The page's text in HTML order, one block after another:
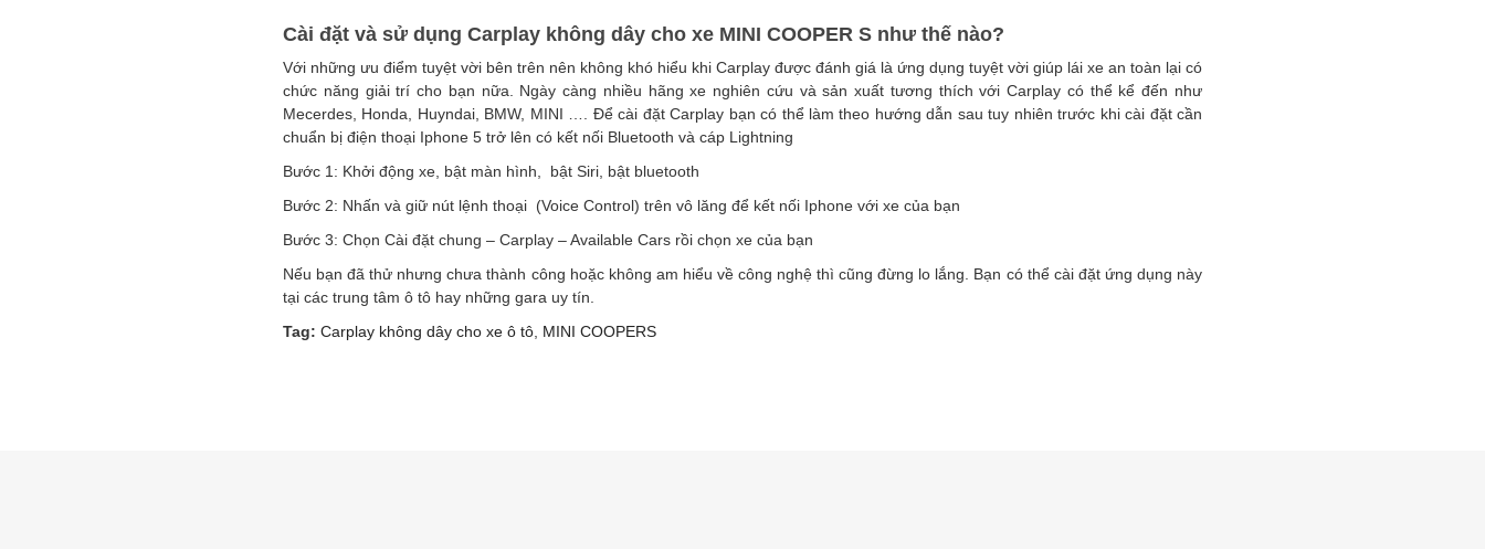
Cài đặt và sử dụng Carplay không dây cho xe MINI COOPER S như thế nào?
Với những ưu điểm tuyệt vời bên trên nên không khó hiểu khi Carplay được đánh giá là ứng dụng tuyệt vời giúp lái xe an toàn lại có
chức năng giải trí cho bạn nữa. Ngày càng nhiều hãng xe nghiên cứu và sản xuất tương thích với Carplay có thể kể đến như
Mecerdes, Honda, Huyndai, BMW, MINI …. Để cài đặt Carplay bạn có thể làm theo hướng dẫn sau tuy nhiên trước khi cài đặt cần
chuẩn bị điện thoại Iphone 5 trở lên có kết nối Bluetooth và cáp Lightning
Bước 1: Khởi động xe, bật màn hình, bật Siri, bật bluetooth
Bước 2: Nhấn và giữ nút lệnh thoại (Voice Control) trên vô lăng để kết nối Iphone với xe của bạn
Bước 3: Chọn Cài đặt chung – Carplay – Available Cars rồi chọn xe của bạn
Nếu bạn đã thử nhưng chưa thành công hoặc không am hiểu về công nghệ thì cũng đừng lo lắng. Bạn có thể cài đặt ứng dụng này
tại các trung tâm ô tô hay những gara uy tín.
Tag: Carplay không dây cho xe ô tô MINI COOPERS